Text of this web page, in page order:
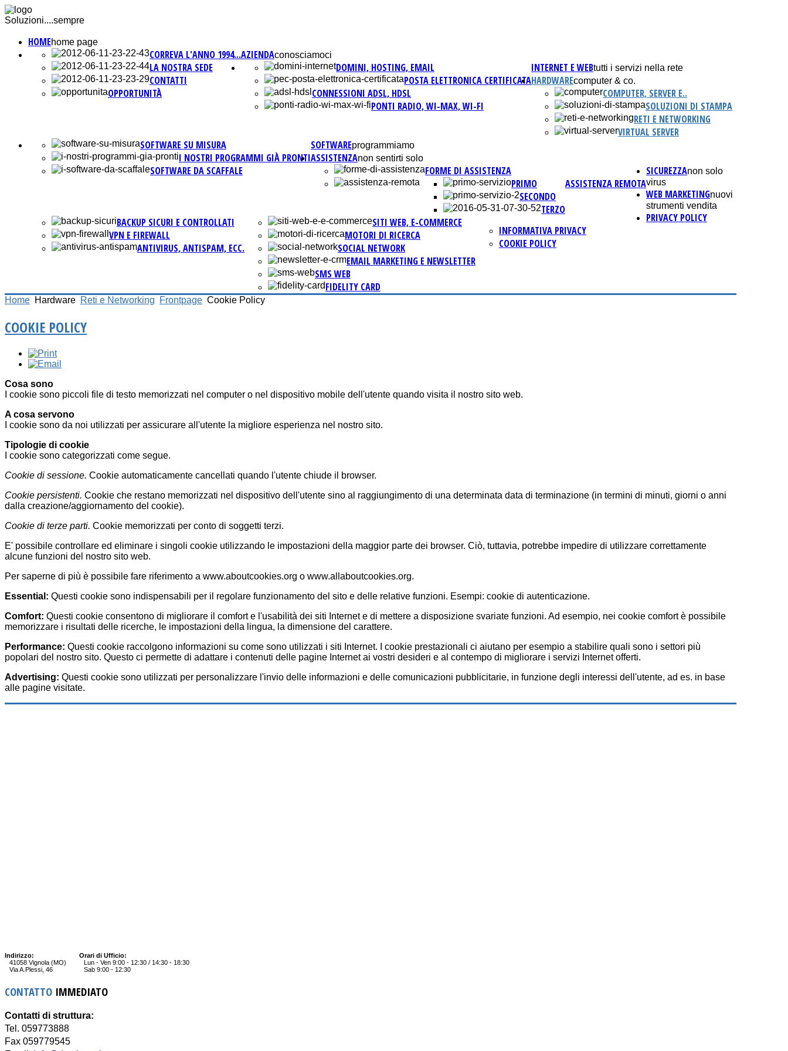
Soluzioni....sempre
HOMEhome page
AZIENDAconosciamoci
CORREVA L'ANNO 1994...
LA NOSTRA SEDE
CONTATTI
OPPORTUNITÀ
INTERNET E WEBtutti i servizi nella rete
DOMINI, HOSTING, EMAIL
POSTA ELETTRONICA CERTIFICATA
CONNESSIONI ADSL, HDSL
PONTI RADIO, WI-MAX, WI-FI
HARDWAREcomputer & co.
COMPUTER, SERVER E..
SOLUZIONI DI STAMPA
RETI E NETWORKING
VIRTUAL SERVER
SOFTWAREprogrammiamo
SOFTWARE SU MISURA
I NOSTRI PROGRAMMI GIÀ PRONTI
SOFTWARE DA SCAFFALE
ASSISTENZAnon sentirti solo
FORME DI ASSISTENZA
ASSISTENZA REMOTA
PRIMO
SECONDO
TERZO
SICUREZZAnon solo
virus
BACKUP SICURI E CONTROLLATI
VPN E FIREWALL
ANTIVIRUS, ANTISPAM, ECC.
WEB MARKETINGnuovi
strumenti vendita
SITI WEB, E-COMMERCE
MOTORI DI RICERCA
SOCIAL NETWORK
EMAIL MARKETING E NEWSLETTER
SMS WEB
FIDELITY CARD
PRIVACY POLICY
INFORMATIVA PRIVACY
COOKIE POLICY
Home Hardware Reti e Networking Frontpage Cookie Policy
COOKIE POLICY
Cosa sono
I cookie sono piccoli file di testo memorizzati nel computer o nel dispositivo mobile dell'utente quando visita il nostro sito web.
A cosa servono
I cookie sono da noi utilizzati per assicurare all'utente la migliore esperienza nel nostro sito.
Tipologie di cookie
I cookie sono categorizzati come segue.
Cookie di sessione. Cookie automaticamente cancellati quando l'utente chiude il browser.
Cookie persistenti. Cookie che restano memorizzati nel dispositivo dell'utente sino al raggiungimento di una determinata data di terminazione (in termini di minuti, giorni o anni
dalla creazione/aggiornamento del cookie).
Cookie di terze parti. Cookie memorizzati per conto di soggetti terzi.
E' possibile controllare ed eliminare i singoli cookie utilizzando le impostazioni della maggior parte dei browser. Ciò, tuttavia, potrebbe impedire di utilizzare correttamente
alcune funzioni del nostro sito web.
Per saperne di più è possibile fare riferimento a www.aboutcookies.org o www.allaboutcookies.org.
Essential: Questi cookie sono indispensabili per il regolare funzionamento del sito e delle relative funzioni. Esempi: cookie di autenticazione.
Comfort: Questi cookie consentono di migliorare il comfort e l'usabilità dei siti Internet e di mettere a disposizione svariate funzioni. Ad esempio, nei cookie comfort è possibile
memorizzare i risultati delle ricerche, le impostazioni della lingua, la dimensione del carattere.
Performance: Questi cookie raccolgono informazioni su come sono utilizzati i siti Internet. I cookie prestazionali ci aiutano per esempio a stabilire quali sono i settori più
popolari del nostro sito. Questo ci permette di adattare i contenuti delle pagine Internet ai vostri desideri e al contempo di migliorare i servizi Internet offerti.
Advertising: Questi cookie sono utilizzati per personalizzare l'invio delle informazioni e delle comunicazioni pubblicitarie, in funzione degli interessi dell'utente, ad es. in base
alle pagine visitate.
Indirizzo:
41058 Vignola (MO)
Via A.Plessi, 46
Orari di Ufficio:
Lun - Ven 9:00 - 12:30 / 14:30 - 18:30
Sab 9:00 - 12:30
CONTATTO IMMEDIATO
Contatti di struttura:
Tel. 059773888
Fax 059779545